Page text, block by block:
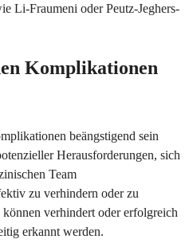
Li-Fraumeni oder Peutz-Jeghers-
Komplikationen
beängstigend sein
Herausforderungen, sich
Team
zu verhindern oder zu
verhindert oder erfolgreich
erkannt werden.